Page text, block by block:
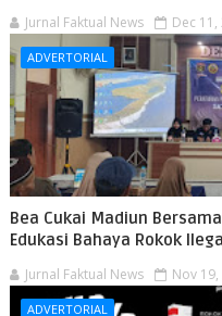
Jurnal Faktual News Dec 11,
ADVERTORIAL
Bea Cukai Madiun
Edukasi Bahaya Rokok
Jurnal Faktual News Nov 19,
ADVERTORIAL